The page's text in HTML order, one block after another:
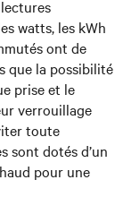
watts, les kWh
ont de
que la possibilité
prise et le
verrouillage
toute
sont dotés d’un
pour une